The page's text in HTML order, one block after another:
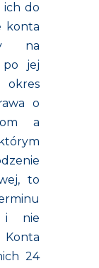
ich do
konta
na
po jej
o
a
to
i nie
24